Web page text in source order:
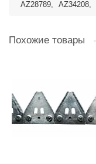
AZ28789, AZ34208,
Похожие товары